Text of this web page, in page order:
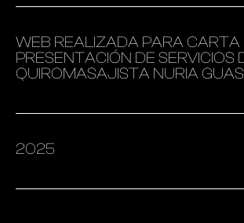
WEB REALIZADA PARA CARTA
PRESENTACIÓN DE SERVICIOS
QUIROMASAJISTA NURIA
2025